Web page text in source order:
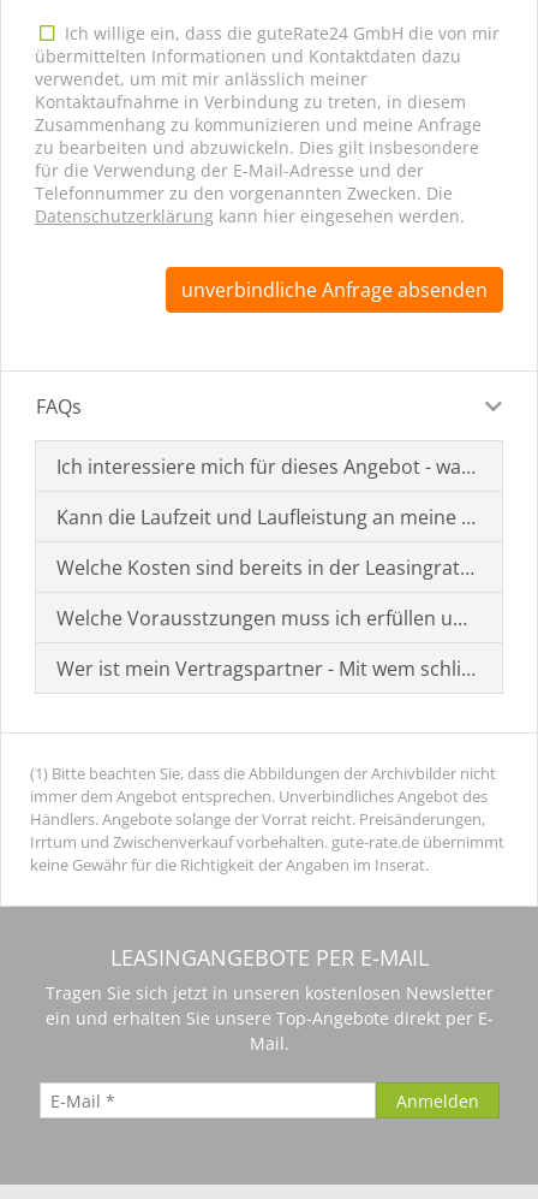
Ich willige ein, dass die guteRate24 GmbH die von mir
übermittelten Informationen und Kontaktdaten dazu
verwendet, um mit mir anlässlich meiner
Kontaktaufnahme in Verbindung zu treten, in diesem
Zusammenhang zu kommunizieren und meine Anfrage
zu bearbeiten und abzuwickeln. Dies gilt insbesondere
für die Verwendung der E-Mail-Adresse und der
Telefonnummer zu den vorgenannten Zwecken. Die
Datenschutzerklärung kann hier eingesehen werden.
unverbindliche Anfrage absenden
FAQs
Ich interessiere mich für dieses Angebot - was muss
Kann die Laufzeit und Laufleistung an meine
Welche Kosten sind bereits in der Leasingrate
Welche Vorausstzungen muss ich erfüllen um einen
Wer ist mein Vertragspartner - Mit wem schließe ich
(1) Bitte beachten Sie, dass die Abbildungen der Archivbilder nicht
immer dem Angebot entsprechen. Unverbindliches Angebot des
Händlers. Angebote solange der Vorrat reicht. Preisänderungen,
Irrtum und Zwischenverkauf vorbehalten. gute-rate.de übernimmt
keine Gewähr für die Richtigkeit der Angaben im Inserat.
LEASINGANGEBOTE PER E-MAIL
Tragen Sie sich jetzt in unseren kostenlosen Newsletter
ein und erhalten Sie unsere Top-Angebote direkt per E-
Mail.